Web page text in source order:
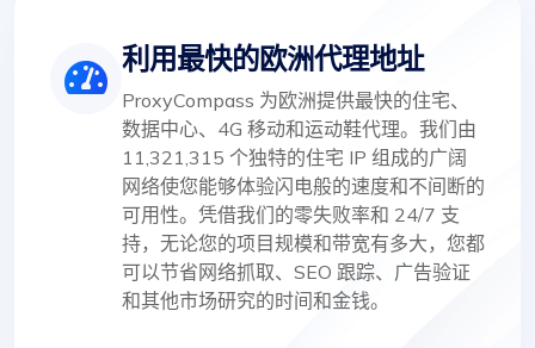
利用最快的欧洲代理地址
ProxyCompass 为欧洲提供最快的住宅、
数据中心、4G 移动和运动鞋代理。我们由
11,321,315 个独特的住宅 IP 组成的广阔
网络使您能够体验闪电般的速度和不间断的
可用性。凭借我们的零失败率和 24/7 支
持，无论您的项目规模和带宽有多大，您都
可以节省网络抓取、SEO 跟踪、广告验证
和其他市场研究的时间和金钱。